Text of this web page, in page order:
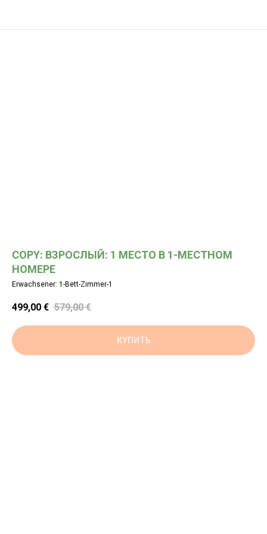
COPY: ВЗРОСЛЫЙ: 1 МЕСТО В 1-МЕСТНОМ
НОМЕРЕ
Erwachsener: 1-Bett-Zimmer-1
499,00 € 579,00 €
КУПИТЬ